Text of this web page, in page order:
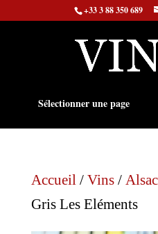
+33 3 88 350 689
Sélectionner une page
Accueil/ Vins/
Gris Les Eléments